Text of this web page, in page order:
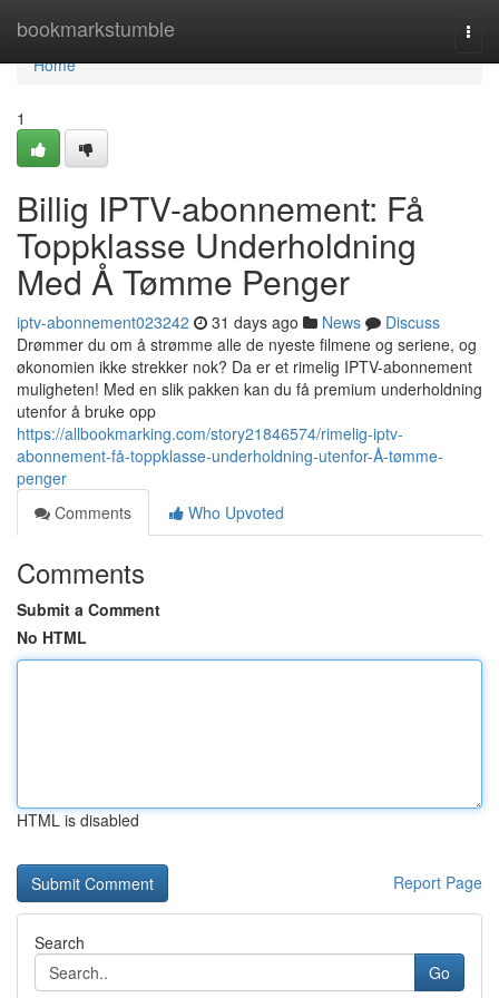
bookmarkstumble
Home
Home
1
Billig IPTV-abonnement: Få
Toppklasse Underholdning
Med Å Tømme Penger
iptv-abonnement023242 31 days ago News
Discuss
Drømmer du om å strømme alle de nyeste filmene og seriene, og
økonomien ikke strekker nok? Da er et rimelig IPTV-abonnement
muligheten! Med en slik pakken kan du få premium underholdning
utenfor å bruke opp
https://allbookmarking.com/story21846574/rimelig-iptv-
abonnement-få-toppklasse-underholdning-utenfor-Å-tømme-
penger
Comments
Who Upvoted
Comments
Submit a Comment
No HTML
HTML is disabled
Report Page
Search
Go